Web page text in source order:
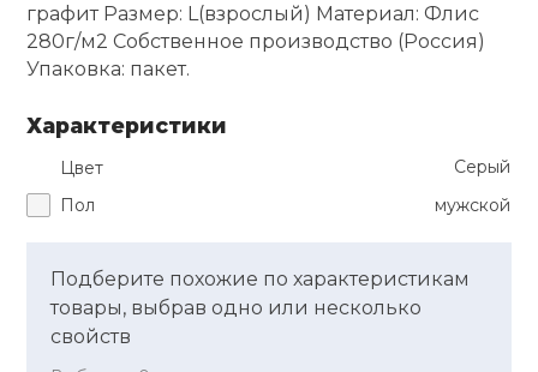
Утяжелители
Аксессуары
Медболы
графит Размер: L(взрослый) Материал: Флис
280г/м2 Собственное производство (Россия)
Упаковка: пакет.
Характеристики
Цвет
Серый
Пол
мужской
Подберите похожие по характеристикам
товары, выбрав одно или несколько
свойств